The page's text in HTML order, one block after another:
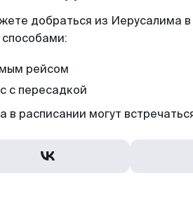
добраться из Иерусалима
рейсом
с пересадкой
в расписании могут